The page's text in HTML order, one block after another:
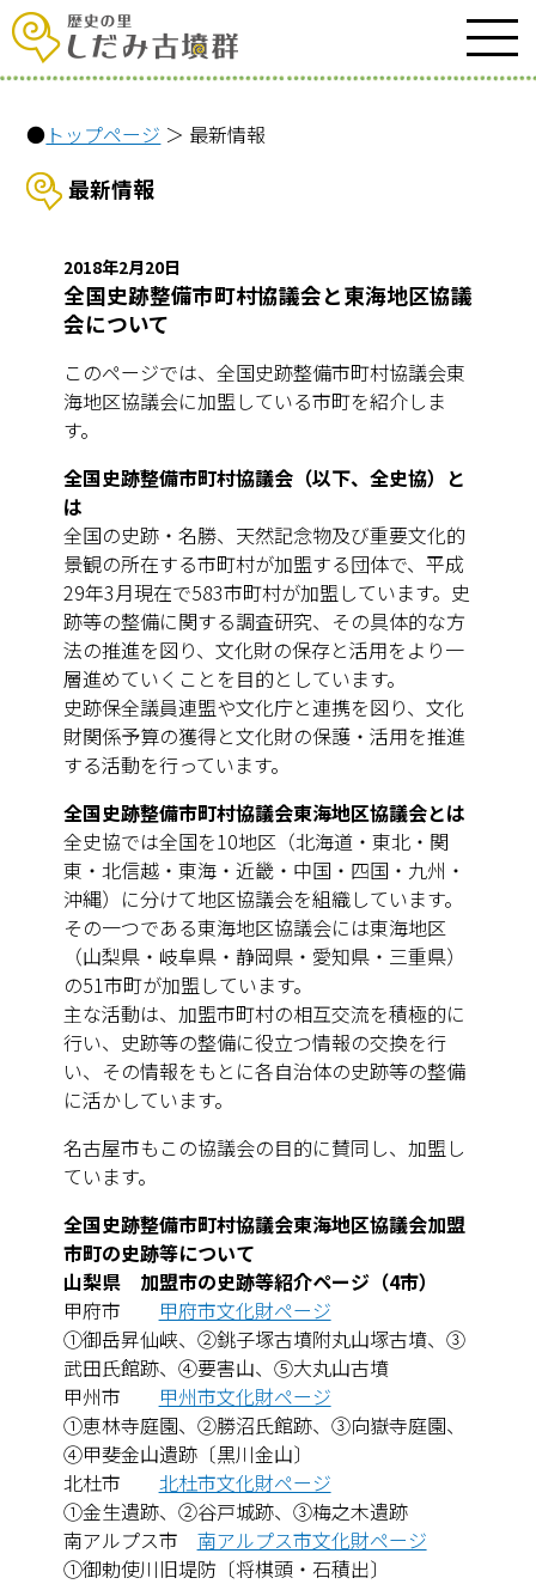
● トップページ ＞ 最新情報
最新情報
2018年2月20日
全国史跡整備市町村協議会と東海地区協議
会について
このページでは、全国史跡整備市町村協議会東
海地区協議会に加盟している市町を紹介しま
す。
全国史跡整備市町村協議会（以下、全史協）と
は
全国の史跡・名勝、天然記念物及び重要文化的
景観の所在する市町村が加盟する団体で、平成
29年3月現在で583市町村が加盟しています。史
跡等の整備に関する調査研究、その具体的な方
法の推進を図り、文化財の保存と活用をより一
層進めていくことを目的としています。
史跡保全議員連盟や文化庁と連携を図り、文化
財関係予算の獲得と文化財の保護・活用を推進
する活動を行っています。
全国史跡整備市町村協議会東海地区協議会とは
全史協では全国を10地区（北海道・東北・関
東・北信越・東海・近畿・中国・四国・九州・
沖縄）に分けて地区協議会を組織しています。
その一つである東海地区協議会には東海地区
（山梨県・岐阜県・静岡県・愛知県・三重県）
の51市町が加盟しています。
主な活動は、加盟市町村の相互交流を積極的に
行い、史跡等の整備に役立つ情報の交換を行
い、その情報をもとに各自治体の史跡等の整備
に活かしています。
名古屋市もこの協議会の目的に賛同し、加盟し
ています。
全国史跡整備市町村協議会東海地区協議会加盟
市町の史跡等について
山梨県 加盟市の史跡等紹介ページ（4市）
甲府市
甲府市文化財ページ
①御岳昇仙峡、②銚子塚古墳附丸山塚古墳、③
武田氏館跡、④要害山、⑤大丸山古墳
甲州市
甲州市文化財ページ
①恵林寺庭園、②勝沼氏館跡、③向嶽寺庭園、
④甲斐金山遺跡〔黒川金山〕
北杜市 北杜市文化財ページ
①金生遺跡、②谷戸城跡、③梅之木遺跡
南アルプス市 南アルプス市文化財ページ
①御勅使川旧堤防〔将棋頭・石積出〕